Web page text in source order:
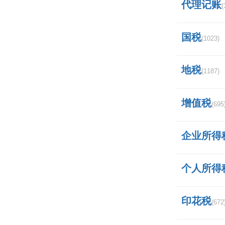
代理记账
国税(1023)
地税(1187)
增值税
企业所得
个人所得
印花税